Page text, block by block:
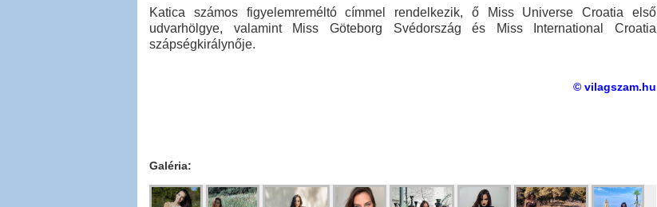
Katica számos figyelemreméltó címmel rendelkezik, ő Miss Universe Croatia első
udvarhölgye, valamint Miss Göteborg Svédország és Miss International Croatia
szápségkirálynője.
© vilagszam.hu
Galéria: